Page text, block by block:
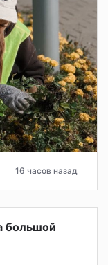
16 часов назад
большой